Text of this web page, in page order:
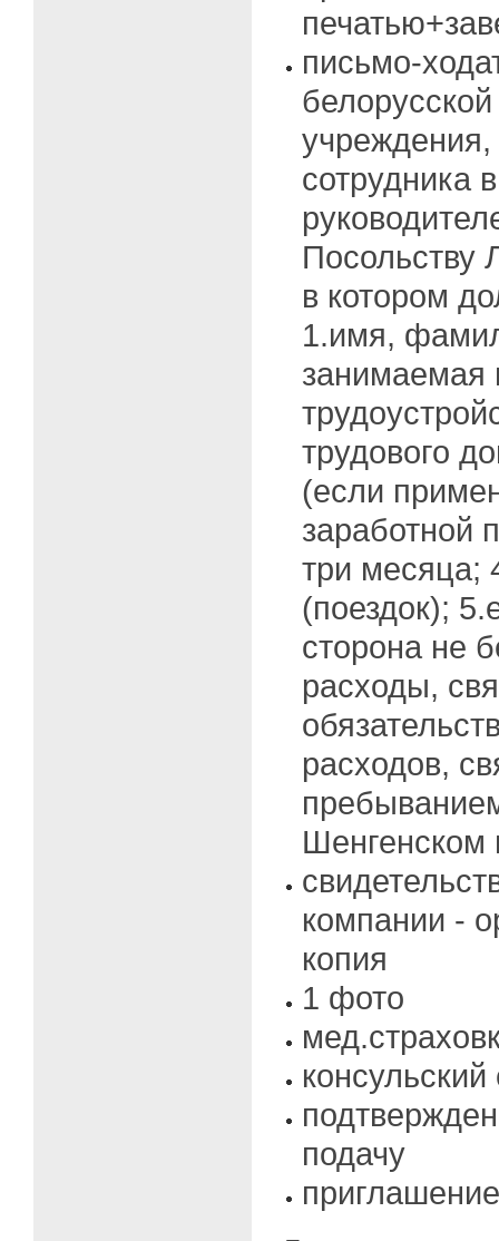
письмо-
сотрудника
Посольству
в котором
1.имя,
занимаемая
трудового
(если
заработной
три месяца;
(поездок);
сторона не
расходы,
расходов,
Шенгенском
компании -
копия
1 фото
подачу